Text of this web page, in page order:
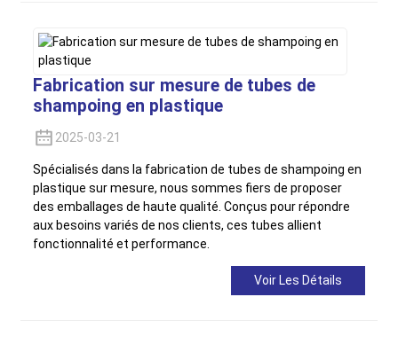
Fabrication sur mesure de tubes de
shampoing en plastique
2025-03-21
Spécialisés dans la fabrication de tubes de shampoing en
plastique sur mesure, nous sommes fiers de proposer
des emballages de haute qualité. Conçus pour répondre
aux besoins variés de nos clients, ces tubes allient
fonctionnalité et performance.
Voir Les Détails